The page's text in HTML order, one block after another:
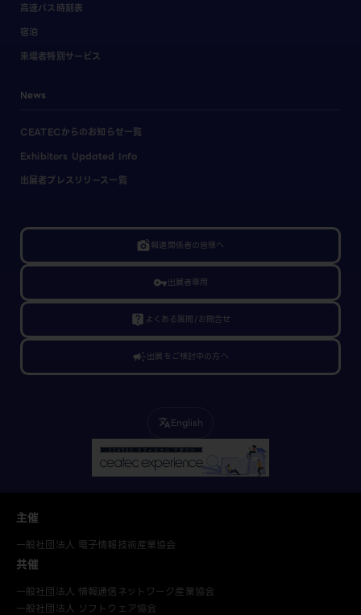
高速バス時刻表
宿泊
来場者特別サービス
News
CEATECからのお知らせ一覧
Exhibitors Updated Info
出展者プレスリリース一覧
linked_camera報道関係者の皆様へ
vpn_key出展者専用
live_help よくある質問/お問合せ
campaign出展をご検討中の方へ
translateEnglish
主催
一般社団法人 電子情報技術産業協会
共催
一般社団法人 情報通信ネットワーク産業協会
一般社団法人 ソフトウェア協会